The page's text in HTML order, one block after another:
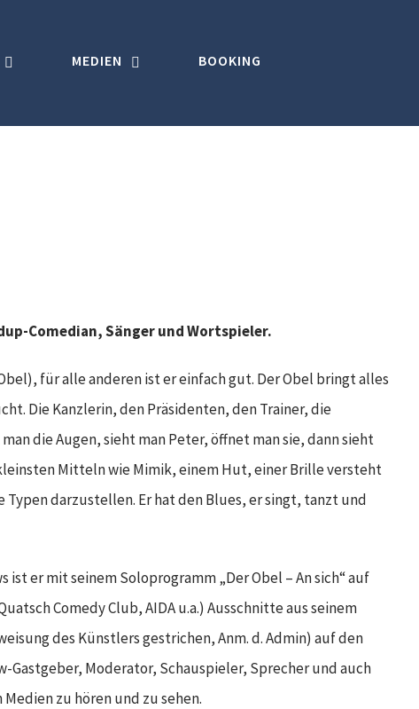
MEDIEN BOOKING
Comedian, Sänger und Wortspieler.
für alle anderen ist er einfach gut. Der Obel bringt alles
Die Kanzlerin, den Präsidenten, den Trainer, die
die Augen, sieht man Peter, öffnet man sie, dann sieht
Mitteln wie Mimik, einem Hut, einer Brille versteht
darzustellen. Er hat den Blues, er singt, tanzt und
ist er mit seinem Soloprogramm „Der Obel – An sich“ auf
Comedy Club, AIDA u.a.) Ausschnitte aus seinem
des Künstlers gestrichen, Anm. d. Admin) auf den
Gastgeber, Moderator, Schauspieler, Sprecher und auch
zu hören und zu sehen.